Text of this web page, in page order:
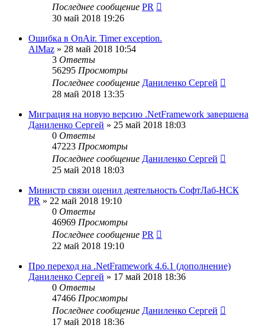
Последнее сообщение PR
30 май 2018 19:26
Ошибка в OnAir. Timer exception.
AlMaz » 28 май 2018 10:54
3 Ответы
56295 Просмотры
Последнее сообщение Даниленко Сергей
28 май 2018 13:35
Миграция на новую версию .NetFramework завершена
Даниленко Сергей » 25 май 2018 18:03
0 Ответы
47223 Просмотры
Последнее сообщение Даниленко Сергей
25 май 2018 18:03
Министр связи оценил деятельность СофтЛаб-НСК
PR » 22 май 2018 19:10
0 Ответы
46969 Просмотры
Последнее сообщение PR
22 май 2018 19:10
Про переход на .NetFramework 4.6.1 (дополнение)
Даниленко Сергей » 17 май 2018 18:36
0 Ответы
47466 Просмотры
Последнее сообщение Даниленко Сергей
17 май 2018 18:36